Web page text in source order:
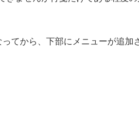
てから、下部にメニューが追加